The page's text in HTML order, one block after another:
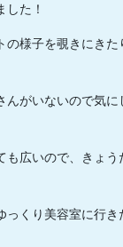
した！
の様子を覗きにき
んがいないので気
も広いので、きょう
っくり美容室に行